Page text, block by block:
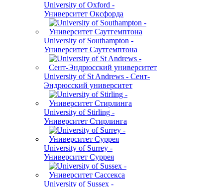
University of Oxford -
Университет Оксфорда
University of Southampton -
Университет Саутгемптона
University of St Andrews - Сент-
Эндрюсский университет
University of Stirling -
Университет Стирлинга
University of Surrey -
Университет Суррея
University of Sussex -